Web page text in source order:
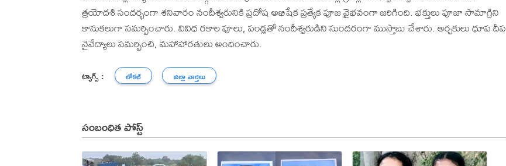
త్రయోదశి సందర్భంగా శనివారం నందీశ్వరునికి ప్రదోష అభిషేక ప్రత్యేక పూజ వైభవంగా జరిగింది. భక్తులు పూజా సామాగ్రిని
కానుకలుగా సమర్పించారు. వివిధ రకాల పూలు, పండ్లతో నందీశ్వరుడిని సుందరంగా ముస్తాబు చేశారు. అర్చకులు ధూప దీప
నైవేద్యాలు సమర్పించి, మహాహారతులు అందించారు.
ట్యాగ్స్ : లోకల్ జిల్లా వార్తలు
సంబంధిత పోస్ట్